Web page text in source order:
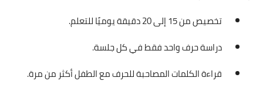
تخصيص من 15 إلى 20 دقيقة يوميًا للتعلم.
دراسة حرف واحد فقط في كل جلسة.
قراءة الكلمات المصاحبة للحرف مع الطفل أكثر من مرة.